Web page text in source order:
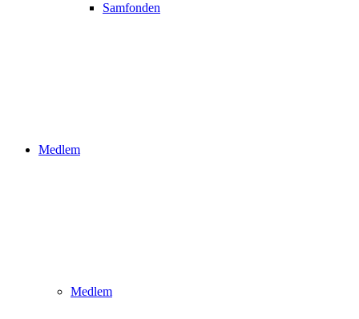
Samfonden
Medlem
Medlem